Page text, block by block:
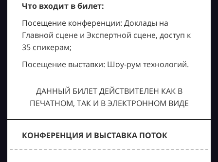
Что входит в билет:
Посещение конференции: Доклады на
Главной сцене и Экспертной сцене, доступ к
35 спикерам;
Посещение выставки: Шоу-рум технологий.
ДАННЫЙ БИЛЕТ ДЕЙСТВИТЕЛЕН КАК В
ПЕЧАТНОМ, ТАК И В ЭЛЕКТРОННОМ ВИДЕ
КОНФЕРЕНЦИЯ И ВЫСТАВКА ПОТОК